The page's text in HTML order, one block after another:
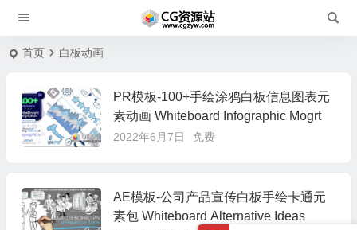
首页 白板动画
PR模板-100+手绘涂鸦白板信息图表元
素动画 Whiteboard Infographic Mogrt
2022年6月7日 免费
AE模板-公司产品宣传白板手绘卡通元
素包 Whiteboard Alternative Ideas